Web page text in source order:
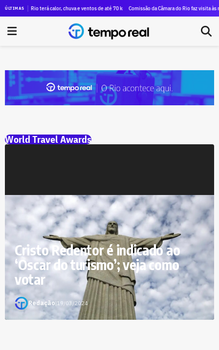
ÚLTIMASa inusitada conexão de André Marinho com Eduardo Paes, um aliado de Dilma Rousseff
Rio terá calor, chuva e ventos de até 70 km/h no fim de semana; veja a previsão
Comissão da Câmara do Rio faz visita
World Travel Awards
Cristo Redentor é indicado ao
‘Oscar do turismo’; veja como
votar
Redação|19/03/2024